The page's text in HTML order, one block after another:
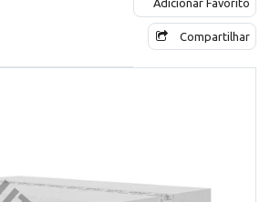
Adicionar Favorito
Compartilhar